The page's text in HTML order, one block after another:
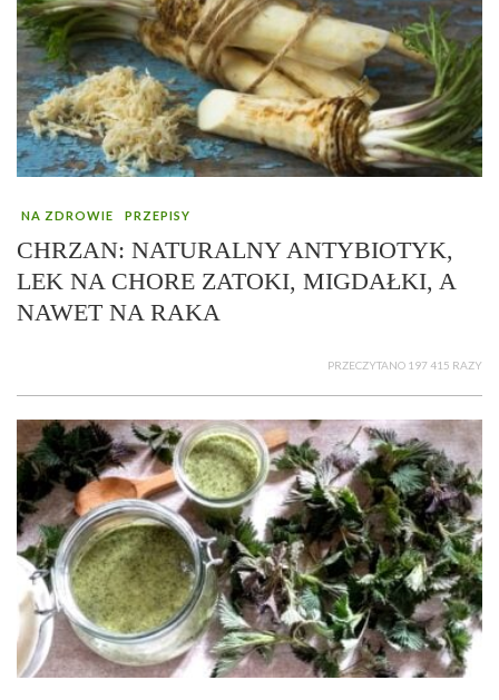
NA ZDROWIE PRZEPISY
CHRZAN: NATURALNY ANTYBIOTYK,
LEK NA CHORE ZATOKI, MIGDAŁKI, A
NAWET NA RAKA
PRZECZYTANO 197 415 RAZY